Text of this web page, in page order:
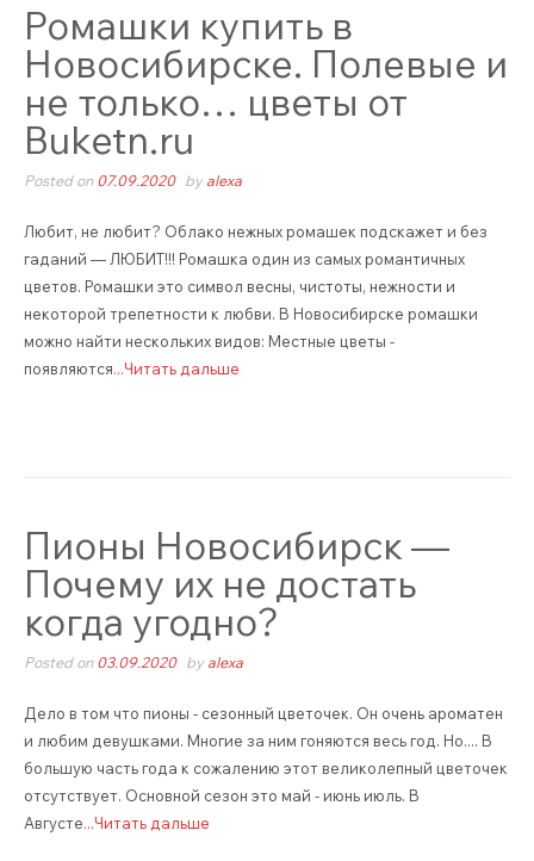
Ромашки купить в
Новосибирске. Полевые и
не только… цветы от
Buketn.ru
Posted on 07.09.2020 by alexa
Любит, не любит? Облако нежных ромашек подскажет и без
гаданий — ЛЮБИТ!!! Ромашка один из самых романтичных
цветов. Ромашки это символ весны, чистоты, нежности и
некоторой трепетности к любви. В Новосибирске ромашки
можно найти нескольких видов: Местные цветы -
появляются...Читать дальше
Пионы Новосибирск —
Почему их не достать
когда угодно?
Posted on 03.09.2020 by alexa
Дело в том что пионы - сезонный цветочек. Он очень ароматен
и любим девушками. Многие за ним гоняются весь год. Но.... В
большую часть года к сожалению этот великолепный цветочек
отсутствует. Основной сезон это май - июнь июль. В
Августе...Читать дальше